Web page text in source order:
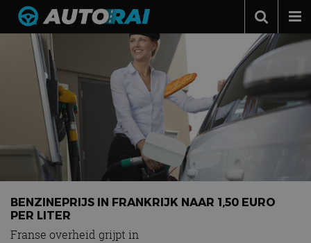
Autonieuws
Podcast
Autotests
Automerken
Adverteren
Contact
MotorRAI.nl
BENZINEPRIJS IN FRANKRIJK NAAR 1,50 EURO
PER LITER
Franse overheid grijpt in